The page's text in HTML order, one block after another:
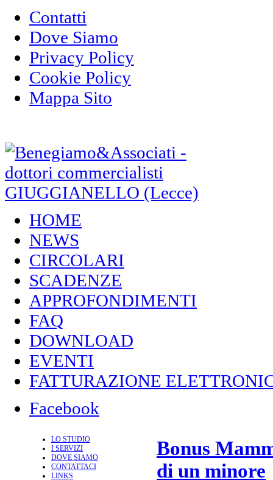
Contatti
Dove Siamo
Privacy Policy
Cookie Policy
Mappa Sito
HOME
NEWS
CIRCOLARI
SCADENZE
APPROFONDIMENTI
FAQ
DOWNLOAD
EVENTI
FATTURAZIONE
Facebook
LO STUDIO
I SERVIZI
DOVE SIAMO
CONTATTACI
LINKS
Bonus
di un minore